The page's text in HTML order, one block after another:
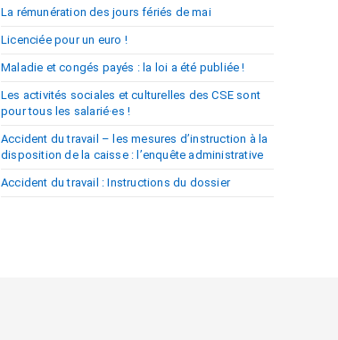
La rémunération des jours fériés de mai
Licenciée pour un euro !
Maladie et congés payés : la loi a été publiée !
Les activités sociales et culturelles des CSE sont
pour tous les salarié·es !
Accident du travail – les mesures d’instruction à la
disposition de la caisse : l’enquête administrative
Accident du travail : Instructions du dossier